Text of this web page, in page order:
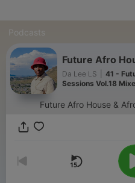
Podcasts
Future Afro
Da Lee LS
41 -
Sessions Vol.18
Future Afro House &